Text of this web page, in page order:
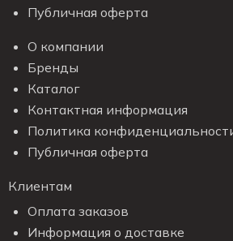
Публичная оферта
О компании
Бренды
Каталог
Контактная информация
Политика
Публичная оферта
Клиентам
Оплата заказов
Информация о доставке